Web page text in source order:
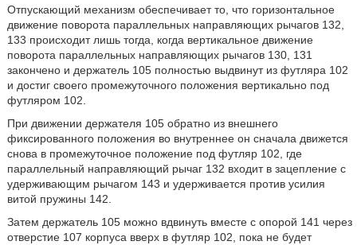
Отпускающий механизм обеспечивает то, что горизонтальное
движение поворота параллельных направляющих рычагов 132,
133 происходит лишь тогда, когда вертикальное движение
поворота параллельных направляющих рычагов 130, 131
закончено и держатель 105 полностью выдвинут из футляра 102
и достиг своего промежуточного положения вертикально под
футляром 102.
При движении держателя 105 обратно из внешнего
фиксированного положения во внутреннее он сначала движется
снова в промежуточное положение под футляр 102, где
параллельный направляющий рычаг 132 входит в зацепление с
удерживающим рычагом 143 и удерживается против усилия
витой пружины 142.
Затем держатель 105 можно вдвинуть вместе с опорой 141 через
отверстие 107 корпуса вверх в футляр 102, пока не будет